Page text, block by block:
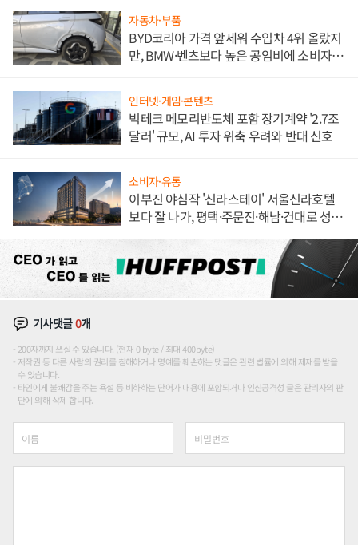
자동차·부품
BYD코리아 가격 앞세워 수입차 4위 올랐지
만, BMW·벤츠보다 높은 공임비에 소비자
인터넷·게임·콘텐츠
빅테크 메모리반도체 포함 장기계약 '2.7조
달러' 규모, AI 투자 위축 우려와 반대 신호
소비자·유통
이부진 야심작 '신라스테이' 서울신라호텔
보다 잘 나가, 평택·주문진·해남·건대로 성
기사댓글0개
200자까지 쓰실 수 있습니다. (현재 0 byte / 최대 400byte)
저작권 등 다른 사람의 권리를 침해하거나 명예를 훼손하는 댓글은 관련 법률에 의해 제재를 받을
수 있습니다.
타인에게 불쾌감을 주는 욕설 등 비하하는 단어가 내용에 포함되거나 인신공격성 글은 관리자의 판
단에 의해 삭제 합니다.